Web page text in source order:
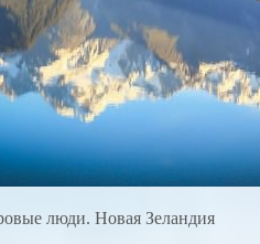
люди. Новая Зеландия